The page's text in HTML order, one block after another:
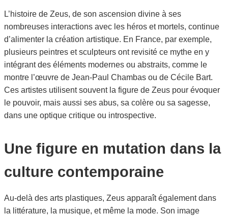
L’histoire de Zeus, de son ascension divine à ses
nombreuses interactions avec les héros et mortels, continue
d’alimenter la création artistique. En France, par exemple,
plusieurs peintres et sculpteurs ont revisité ce mythe en y
intégrant des éléments modernes ou abstraits, comme le
montre l’œuvre de Jean-Paul Chambas ou de Cécile Bart.
Ces artistes utilisent souvent la figure de Zeus pour évoquer
le pouvoir, mais aussi ses abus, sa colère ou sa sagesse,
dans une optique critique ou introspective.
Une figure en mutation dans la
culture contemporaine
Au-delà des arts plastiques, Zeus apparaît également dans
la littérature, la musique, et même la mode. Son image